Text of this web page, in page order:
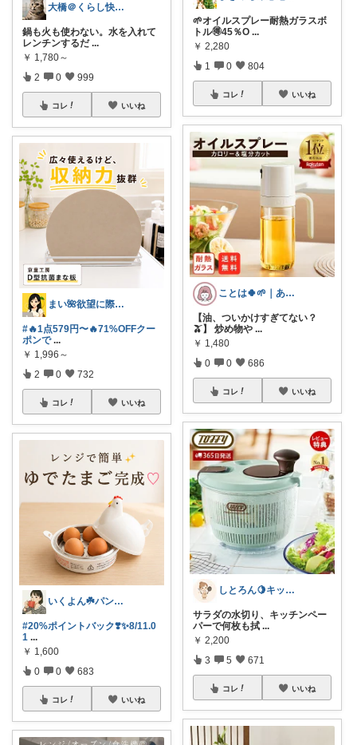
大橋＠くらし快適LAB🌿
鍋も火も使わない。水を入れて
レンチンするだ ...
￥ 1,780～
2 0 999
コレ いいね
まい🌺欲望に際限なしフルタイムワーママ
#🔥1点579円〜🔥71%OFFクー
ポンで ...
￥ 1,996～
2 0 732
コレ いいね
いくよん☘️パンのある暮らし✨
#20%ポイントバック❣️✨8/11.0
1 ...
￥ 1,600
0 0 683
コレ いいね
🌱オイルスプレー耐熱ガラスボ
トル🉐45％O ...
￥ 2,280
1 0 804
コレ いいね
ことは🍀🌱｜ありがとうございます✨
【油、ついかけすぎてない？
🫒】 炒め物や ...
￥ 1,480
0 0 686
コレ いいね
しとろん🍋キッチンと暮らしの愛用品
サラダの水切り、キッチンペー
パーで何枚も拭 ...
￥ 2,200
3 5 671
コレ いいね